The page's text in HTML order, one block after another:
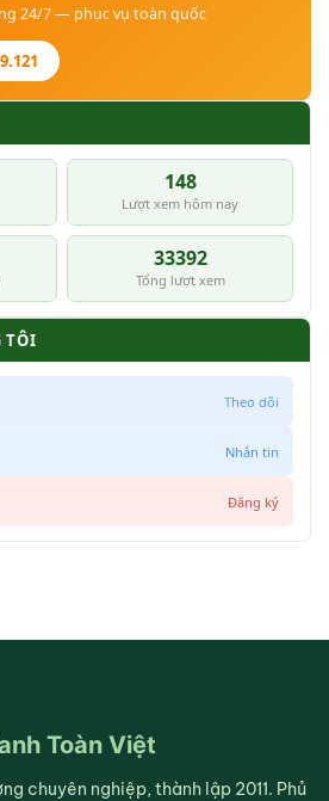
24/7 — phục vụ toàn quốc
148
Lượt xem hôm nay
33392
Tổng lượt xem
TÔI
Theo dõi
Nhắn tin
Đăng ký
Toàn Việt
chuyên nghiệp, thành lập 2011. Phủ